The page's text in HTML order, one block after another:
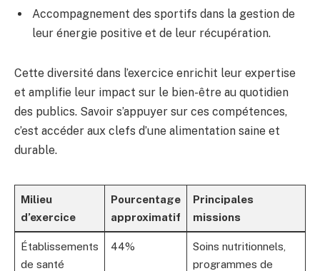
Accompagnement des sportifs dans la gestion de
leur énergie positive et de leur récupération.
Cette diversité dans l’exercice enrichit leur expertise
et amplifie leur impact sur le bien-être au quotidien
des publics. Savoir s’appuyer sur ces compétences,
c’est accéder aux clefs d’une alimentation saine et
durable.
Milieu
d’exercice
Pourcentage
approximatif
Principales
missions
Établissements
de santé
44%
Soins nutritionnels,
programmes de